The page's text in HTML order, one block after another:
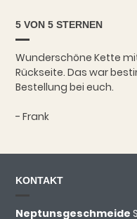
5 VON 5 STERNEN
Wunderschöne Kette
Rückseite. Das war
Bestellung bei euch.
- Frank
KONTAKT
Neptunsgeschmeide